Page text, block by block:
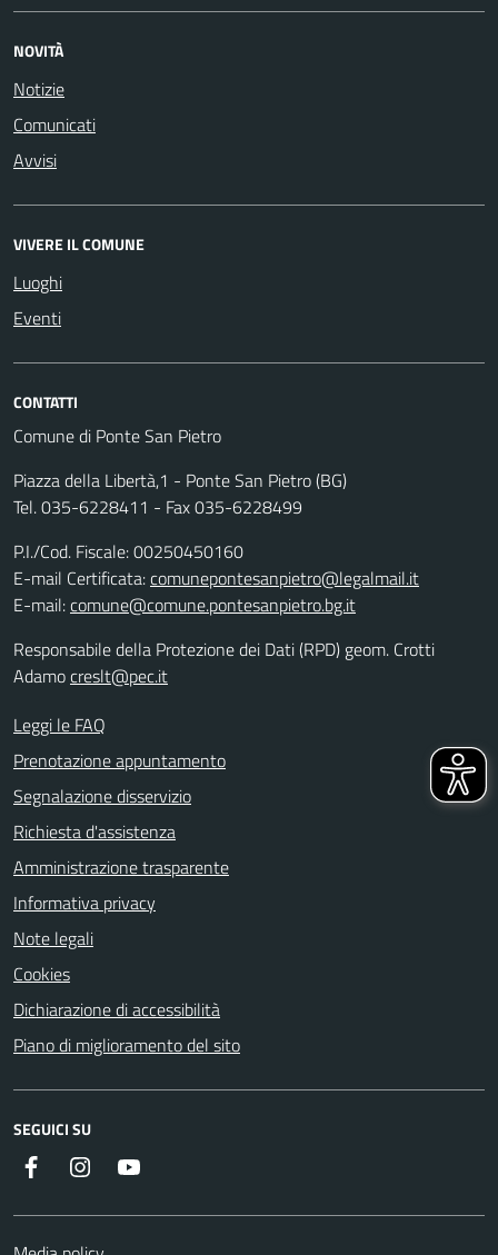
NOVITÀ
Notizie
Comunicati
Avvisi
VIVERE IL COMUNE
Luoghi
Eventi
CONTATTI
Comune di Ponte San Pietro
Piazza della Libertà,1 - Ponte San Pietro (BG)
Tel. 035-6228411 - Fax 035-6228499
P.I./Cod. Fiscale: 00250450160
E-mail Certificata:comunepontesanpietro@legalmail.it
E-mail:comune@comune.pontesanpietro.bg.it
Responsabile della Protezione dei Dati (RPD) geom. Crotti
Adamocreslt@pec.it
Leggi le FAQ
Prenotazione appuntamento
Segnalazione disservizio
Richiesta d'assistenza
Amministrazione trasparente
Informativa privacy
Note legali
Cookies
Dichiarazione di accessibilità
Piano di miglioramento del sito
SEGUICI SU
Facebook Instagram